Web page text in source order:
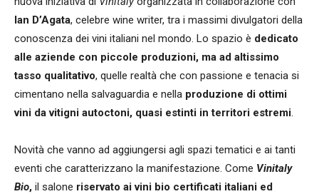
Ian D’Agata, celebre wine writer, tra i massimi divulgatori della
conoscenza dei vini italiani nel mondo. Lo spazio è dedicato
alle aziende con piccole produzioni, ma ad altissimo
tasso qualitativo, quelle realtà che con passione e tenacia si
cimentano nella salvaguardia e nella produzione di ottimi
vini da vitigni autoctoni, quasi estinti in territori estremi.
Novità che vanno ad aggiungersi agli spazi tematici e ai tanti
eventi che caratterizzano la manifestazione. Come Vinitaly
Bio, il salone riservato ai vini bio certificati italiani ed